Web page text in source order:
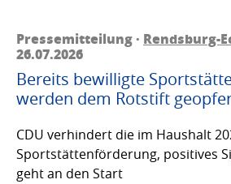
Pressemitteilung · Rendsburg-
26.07.2026
Bereits bewilligte
werden dem Rotstift
CDU verhindert die im Haushalt
Sportstättenförderung, positives
geht an den Start